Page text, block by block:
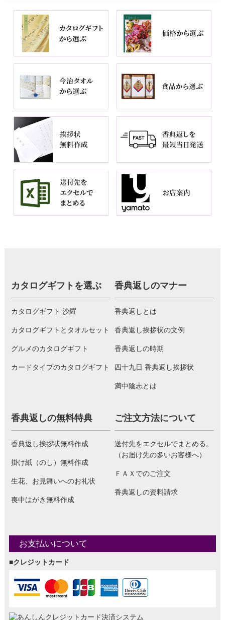
カタログギフトを選ぶ
カタログギフト 沙羅
カタログギフトとタオルセット
グルメのカタログギフト
カードタイプのカタログギフト
香典返しのマナー
香典返しとは
香典返し挨拶状の文例
香典返しの時期
四十九日 香典返し挨拶状
満中陰志とは
香典返しの無料特典
香典返し挨拶状無料作成
掛け紙（のし）無料作成
生花、お見舞いへのお礼状
喪中はがき無料作成
ご注文方法について
送付先をエクセルでまとめる。
（お届け先の多いお客様へ）
ＦＡＸでのご注文
香典返しの資料請求
お支払いについて
■クレジットカード